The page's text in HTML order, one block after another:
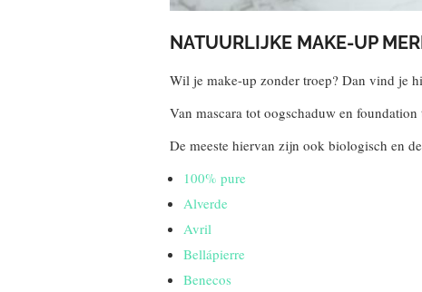
NATUURLIJKE MAKE-UP
Wil je make-up zonder troep? Dan vind je
Van mascara tot oogschaduw en
De meeste hiervan zijn ook biologisch en
100% pure
Alverde
Avril
Bellápierre
Benecos